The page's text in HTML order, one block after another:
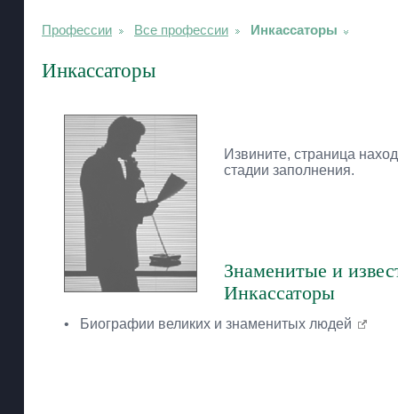
Профессии Все профессии Инкассаторы
Инкассаторы
Извините, страница
стадии заполнения.
Знаменитые и
Инкассаторы
• Биографии великих и знаменитых людей